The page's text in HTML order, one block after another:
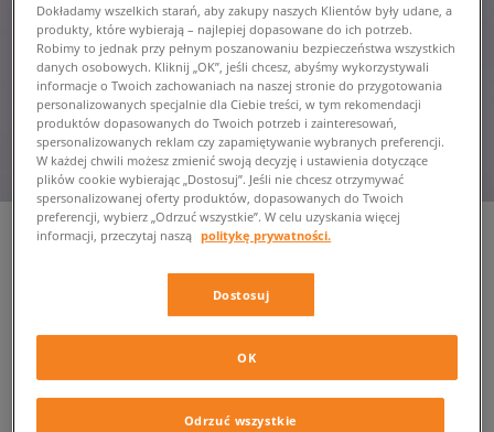
579,99 zł z VAT
Dokładamy wszelkich starań, aby zakupy naszych Klientów były udane, a
produkty, które wybierają – najlepiej dopasowane do ich potrzeb.
Robimy to jednak przy pełnym poszanowaniu bezpieczeństwa wszystkich
danych osobowych. Kliknij „OK”, jeśli chcesz, abyśmy wykorzystywali
informacje o Twoich zachowaniach na naszej stronie do przygotowania
personalizowanych specjalnie dla Ciebie treści, w tym rekomendacji
produktów dopasowanych do Twoich potrzeb i zainteresowań,
spersonalizowanych reklam czy zapamiętywanie wybranych preferencji.
W każdej chwili możesz zmienić swoją decyzję i ustawienia dotyczące
plików cookie wybierając „Dostosuj”. Jeśli nie chcesz otrzymywać
spersonalizowanej oferty produktów, dopasowanych do Twoich
preferencji, wybierz „Odrzuć wszystkie”. W celu uzyskania więcej
informacji, przeczytaj naszą politykę prywatności.
Dostosuj
Odrzuć wszystkie
OK